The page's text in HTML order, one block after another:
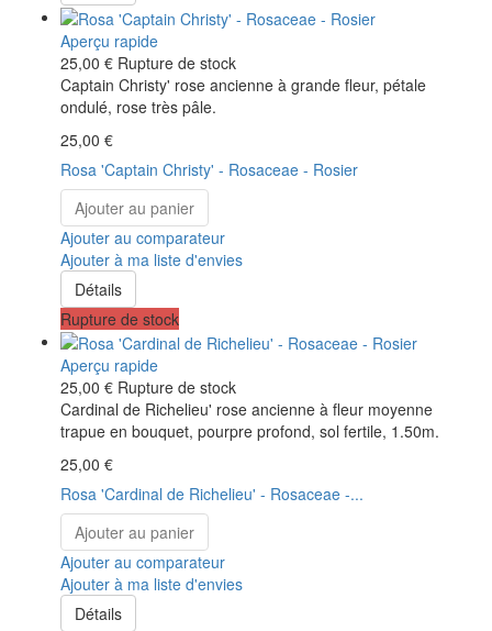
Aperçu rapide
25,00 € Rupture de stock
Captain Christy' rose ancienne à grande fleur, pétale
ondulé, rose très pâle.
25,00 €
Rosa 'Captain Christy' - Rosaceae - Rosier
Ajouter au panier
Ajouter au comparateur
Ajouter à ma liste d'envies
Détails
Rupture de stock
Aperçu rapide
25,00 € Rupture de stock
Cardinal de Richelieu' rose ancienne à fleur moyenne
trapue en bouquet, pourpre profond, sol fertile, 1.50m.
25,00 €
Rosa 'Cardinal de Richelieu' - Rosaceae -...
Ajouter au panier
Ajouter au comparateur
Ajouter à ma liste d'envies
Détails